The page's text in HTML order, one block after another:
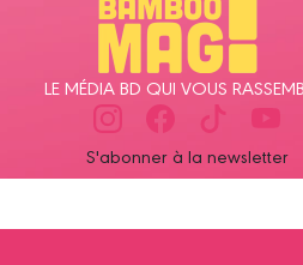
LE MÉDIA BD QUI VOUS
S'abonner à la newsletter